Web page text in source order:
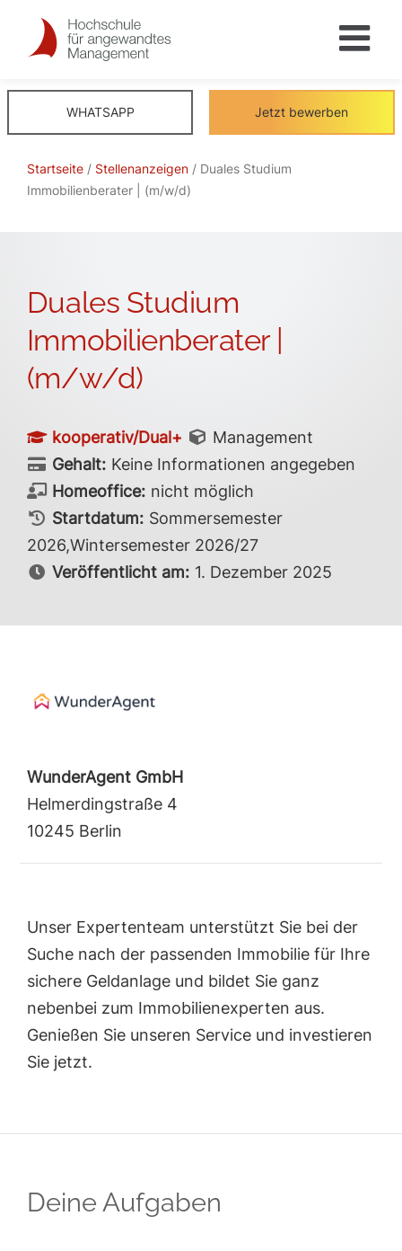
WHATSAPP Jetzt bewerben
Startseite/ Stellenanzeigen/ Duales Studium
Immobilienberater | (m/w/d)
Duales Studium
Immobilienberater |
(m/w/d)
kooperativ/Dual+
Management
Gehalt: Keine Informationen angegeben
Homeoffice: nicht möglich
Startdatum: Sommersemester
2026,Wintersemester 2026/27
Veröffentlicht am: 1. Dezember 2025
WunderAgent GmbH
Helmerdingstraße 4
10245 Berlin
Unser Expertenteam unterstützt Sie bei der
Suche nach der passenden Immobilie für Ihre
sichere Geldanlage und bildet Sie ganz
nebenbei zum Immobilienexperten aus.
Genießen Sie unseren Service und investieren
Sie jetzt.
Deine Aufgaben